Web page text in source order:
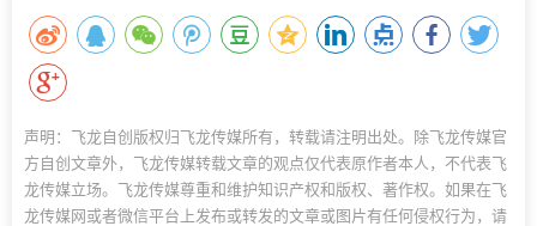
声明：飞龙自创版权归飞龙传媒所有，转载请注明出处。除飞龙传媒官
方自创文章外，飞龙传媒转载文章的观点仅代表原作者本人，不代表飞
龙传媒立场。飞龙传媒尊重和维护知识产权和版权、著作权。如果在飞
龙传媒网或者微信平台上发布或转发的文章或图片有任何侵权行为，请